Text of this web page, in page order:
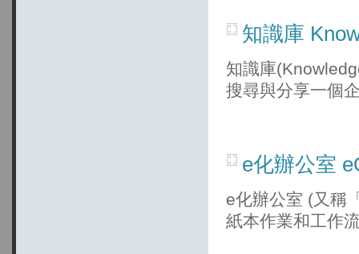
知識庫
知識庫
搜尋與分享一個
e化辦公室
e化辦公室 (又稱
紙本作業和工作